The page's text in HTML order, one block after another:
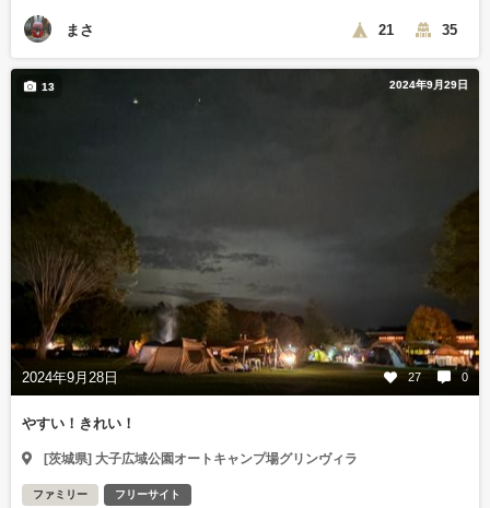
まさ 21 35
2024年9月29日
2024年9月28日 27 0
13
やすい！きれい！
[茨城県] 大子広域公園オートキャンプ場グリンヴィラ
ファミリー フリーサイト